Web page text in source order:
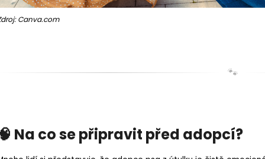
Canva.com
🐾
Na co se připravit před adopcí?